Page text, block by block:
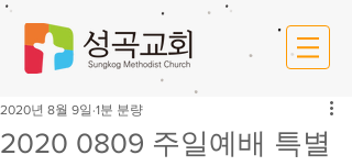
2020 0809 주일예배 특별
2020년 8월 9일 1분 분량